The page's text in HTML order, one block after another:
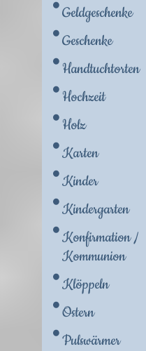
Geldgeschenke
Geschenke
Handtuchtorten
Hochzeit
Holz
Karten
Kinder
Kindergarten
Konfirmation /
Kommunion
Klöppeln
Ostern
Pulswärmer